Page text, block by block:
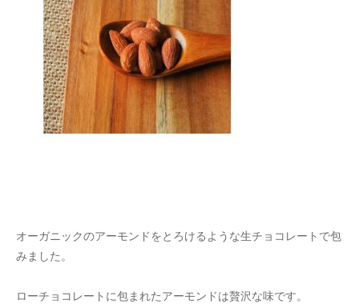
オーガニックのアーモンドをとろけるような生チョコレートで包
みました。
ローチョコレートに包まれたアーモンドは贅沢な味です。